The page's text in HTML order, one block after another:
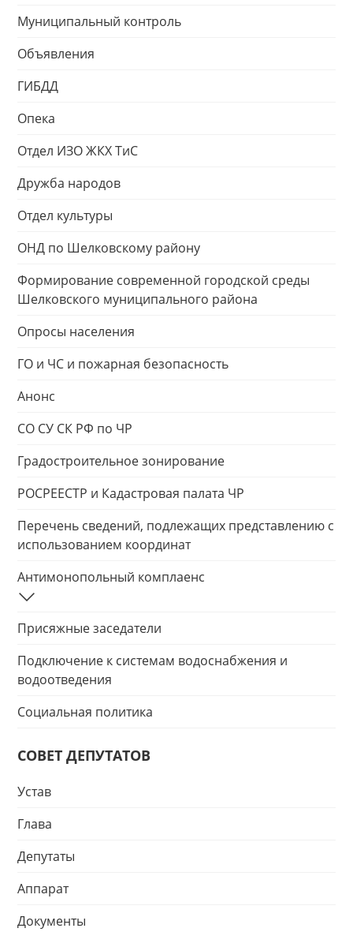
Муниципальный контроль
Объявления
ГИБДД
Опека
Отдел ИЗО ЖКХ ТиС
Дружба народов
Отдел культуры
ОНД по Шелковскому району
Формирование современной городской среды
Шелковского муниципального района
Опросы населения
ГО и ЧС и пожарная безопасность
Анонс
СО СУ СК РФ по ЧР
Градостроительное зонирование
РОСРЕЕСТР и Кадастровая палата ЧР
Перечень сведений, подлежащих представлению с
использованием координат
Антимонопольный комплаенс
Присяжные заседатели
Подключение к системам водоснабжения и
водоотведения
Социальная политика
СОВЕТ ДЕПУТАТОВ
Устав
Глава
Депутаты
Аппарат
Документы